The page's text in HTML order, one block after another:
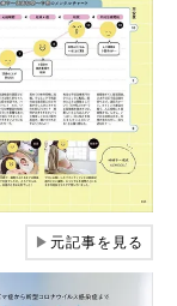
▶元記事を見る